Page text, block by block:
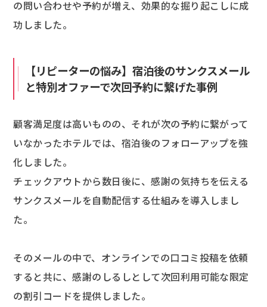
の問い合わせや予約が増え、効果的な掘り起こしに成
功しました。
【リピーターの悩み】宿泊後のサンクスメール
と特別オファーで次回予約に繋げた事例
顧客満足度は高いものの、それが次の予約に繋がって
いなかったホテルでは、宿泊後のフォローアップを強
化しました。
チェックアウトから数日後に、感謝の気持ちを伝える
サンクスメールを自動配信する仕組みを導入しまし
た。
そのメールの中で、オンラインでの口コミ投稿を依頼
すると共に、感謝のしるしとして次回利用可能な限定
の割引コードを提供しました。